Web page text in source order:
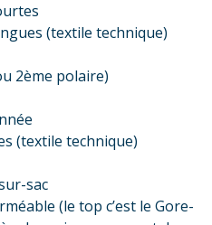
(textile technique)
2ème polaire)
(textile technique)
sac
(le top c’est le Gore-